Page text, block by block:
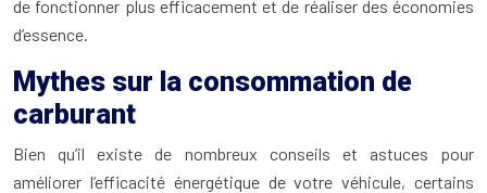
de fonctionner plus efficacement et de réaliser des économies
d’essence.
Mythes sur la consommation de
carburant
Bien qu’il existe de nombreux conseils et astuces pour
améliorer l’efficacité énergétique de votre véhicule, certains